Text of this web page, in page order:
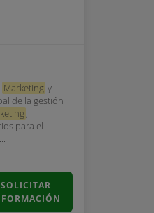
Marketing y
de la gestión
,
para el
SOLICITAR